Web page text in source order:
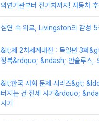
외연기관부터 전기차까지! 자동차
심연 속 위로, Livingston의 감성 5
&lt;제 2차세계대전 : 독일편 3화
정복&rdquo; &ndash; 안슐루스,
&lt;한국 사회 문제 시리즈&gt;
터지는 건 전세 사기&rdquo;
사기